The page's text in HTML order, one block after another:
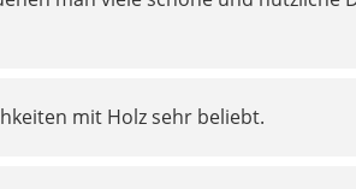
mit Holz sehr beliebt.